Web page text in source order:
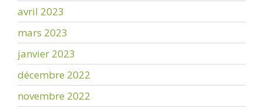
avril 2023
mars 2023
janvier 2023
décembre 2022
novembre 2022